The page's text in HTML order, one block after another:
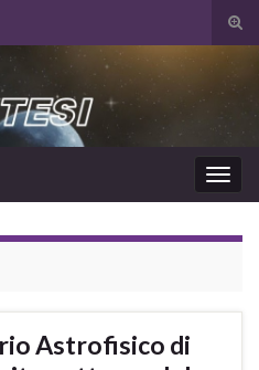
il
la
Astrofisico di